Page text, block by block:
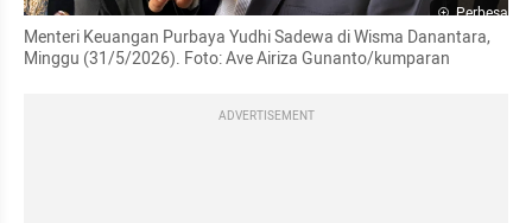
Perbesar
Menteri Keuangan Purbaya Yudhi Sadewa di Wisma Danantara,
Minggu (31/5/2026). Foto: Ave Airiza Gunanto/kumparan
ADVERTISEMENT